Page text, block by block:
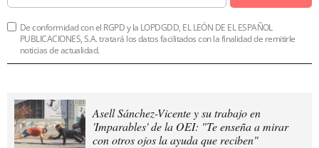
De conformidad con el RGPD y la LOPDGDD, EL LEÓN DE EL ESPAÑOL
PUBLICACIONES, S.A. tratará los datos facilitados con la finalidad de remitirle
noticias de actualidad.
Asell Sánchez-Vicente y su trabajo en
'Imparables' de la OEI: "Te enseña a mirar
con otros ojos la ayuda que reciben"